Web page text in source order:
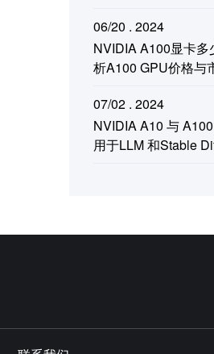
06/20 . 2024
NVIDIA A100显卡
析A100 GPU价格与
07/02 . 2024
NVIDIA A10 与
用于LLM 和Stable